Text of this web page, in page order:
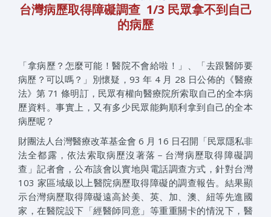
台灣病歷取得障礙調查 1/3 民眾拿不到自己
的病歷
「拿病歷？怎麼可能！醫院不會給啦！」、「去跟醫師要
病歷？可以嗎？」別懷疑，93 年 4 月 28 日公佈的《醫療
法》第 71 條明訂，民眾有權向醫療院所索取自己的全本病
歷資料。事實上，又有多少民眾能夠順利拿到自己的全本
病歷呢？
財團法人台灣醫療改革基金會 6 月 16 日召開「民眾隱私非
法全都露，依法索取病歷沒著落－台灣病歷取得障礙調
查」記者會，公布該會以實地與電話調查方式，針對台灣
103 家區域級以上醫院病歷取得障礙的調查報告。結果顯
示台灣病歷取得障礙遠高於美、英、加、澳、紐等先進國
家，在醫院設下「經醫師同意」等重重關卡的情況下，醫